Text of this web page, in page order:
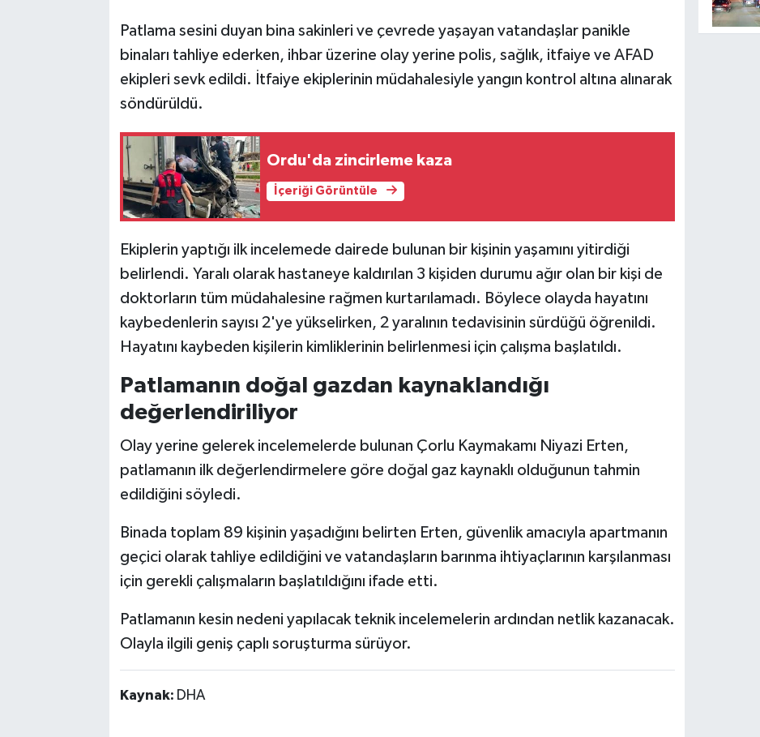
Patlama sesini duyan bina sakinleri ve çevrede yaşayan vatandaşlar panikle
binaları tahliye ederken, ihbar üzerine olay yerine polis, sağlık, itfaiye ve AFAD
ekipleri sevk edildi. İtfaiye ekiplerinin müdahalesiyle yangın kontrol altına alınarak
söndürüldü.
Ordu'da zincirleme kaza
İçeriği Görüntüle
Ekiplerin yaptığı ilk incelemede dairede bulunan bir kişinin yaşamını yitirdiği
belirlendi. Yaralı olarak hastaneye kaldırılan 3 kişiden durumu ağır olan bir kişi de
doktorların tüm müdahalesine rağmen kurtarılamadı. Böylece olayda hayatını
kaybedenlerin sayısı 2'ye yükselirken, 2 yaralının tedavisinin sürdüğü öğrenildi.
Hayatını kaybeden kişilerin kimliklerinin belirlenmesi için çalışma başlatıldı.
Patlamanın doğal gazdan kaynaklandığı
değerlendiriliyor
Olay yerine gelerek incelemelerde bulunan Çorlu Kaymakamı Niyazi Erten,
patlamanın ilk değerlendirmelere göre doğal gaz kaynaklı olduğunun tahmin
edildiğini söyledi.
Binada toplam 89 kişinin yaşadığını belirten Erten, güvenlik amacıyla apartmanın
geçici olarak tahliye edildiğini ve vatandaşların barınma ihtiyaçlarının karşılanması
için gerekli çalışmaların başlatıldığını ifade etti.
Patlamanın kesin nedeni yapılacak teknik incelemelerin ardından netlik kazanacak.
Olayla ilgili geniş çaplı soruşturma sürüyor.
Kaynak: DHA